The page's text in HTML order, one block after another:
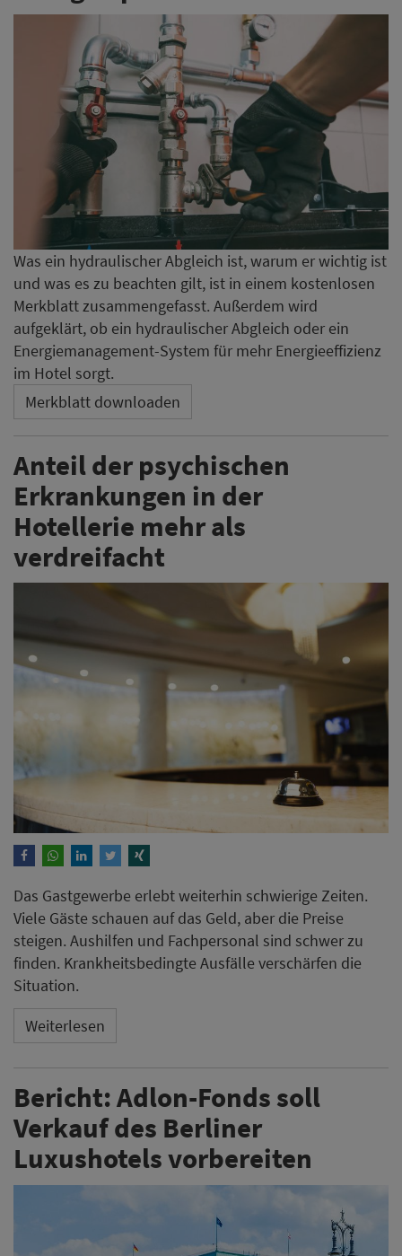
Was ein hydraulischer Abgleich ist, warum er wichtig ist
und was es zu beachten gilt, ist in einem kostenlosen
Merkblatt zusammengefasst. Außerdem wird
aufgeklärt, ob ein hydraulischer Abgleich oder ein
Energiemanagement-System für mehr Energieeffizienz
im Hotel sorgt.
Merkblatt downloaden
Anteil der psychischen
Erkrankungen in der
Hotellerie mehr als
verdreifacht
Das Gastgewerbe erlebt weiterhin schwierige Zeiten.
Viele Gäste schauen auf das Geld, aber die Preise
steigen. Aushilfen und Fachpersonal sind schwer zu
finden. Krankheitsbedingte Ausfälle verschärfen die
Situation.
Weiterlesen
Bericht: Adlon-Fonds soll
Verkauf des Berliner
Luxushotels vorbereiten